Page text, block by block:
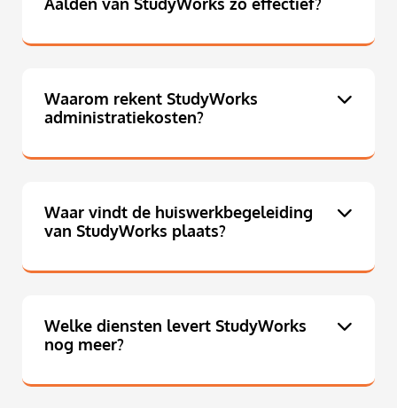
Waarom rekent StudyWorks
administratiekosten?
Waar vindt de huiswerkbegeleiding
van StudyWorks plaats?
Welke diensten levert StudyWorks
nog meer?